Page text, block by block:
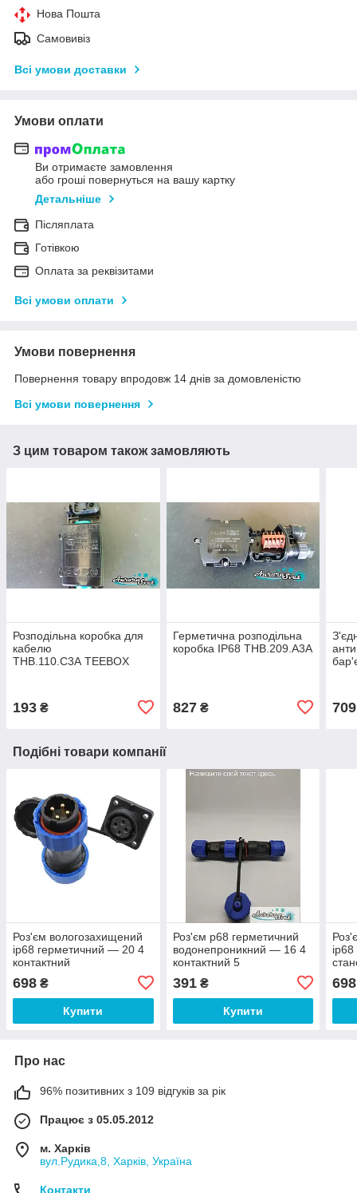
Нова Пошта
Самовивіз
Всі умови доставки
Умови оплати
Ви отримаєте замовлення
або гроші повернуться на вашу картку
Детальніше
Післяплата
Готівкою
Оплата за реквізитами
Всі умови оплати
Умови повернення
Повернення товару впродовж 14 днів за домовленістю
Всі умови повернення
З цим товаром також замовляють
Розподільна коробка для
кабелю
THB.110.C3A TEEBOX
193 ₴
Герметична розподільна
коробка IP68 THB.209.A3A
827₴ 709
Подібні товари компанії
Роз'єм вологозахищений
ip68 герметичний — 20 4
контактний
панельний.Герметичний
з'єднувач кабелю IP68.
698 ₴
Купити
Роз'єм p68 герметичний
водонепроникний — 16 4
контактний 5
А.Межкабельний з'єднувач
кабелю IP68.
391₴
Купити
ip68
698
Про нас
96% позитивних з 109 відгуків за рік
Працює з 05.05.2012
м. Харків
вул.Рудика,8, Харків, Україна
Контакти